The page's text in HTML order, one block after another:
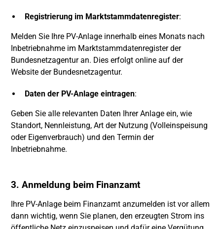
Registrierung im Marktstammdatenregister:
Melden Sie Ihre PV-Anlage innerhalb eines Monats nach
Inbetriebnahme im Marktstammdatenregister der
Bundesnetzagentur an. Dies erfolgt online auf der
Website der Bundesnetzagentur.
Daten der PV-Anlage eintragen:
Geben Sie alle relevanten Daten Ihrer Anlage ein, wie
Standort, Nennleistung, Art der Nutzung (Volleinspeisung
oder Eigenverbrauch) und den Termin der
Inbetriebnahme.
3. Anmeldung beim Finanzamt
Ihre PV-Anlage beim Finanzamt anzumelden ist vor allem
dann wichtig, wenn Sie planen, den erzeugten Strom ins